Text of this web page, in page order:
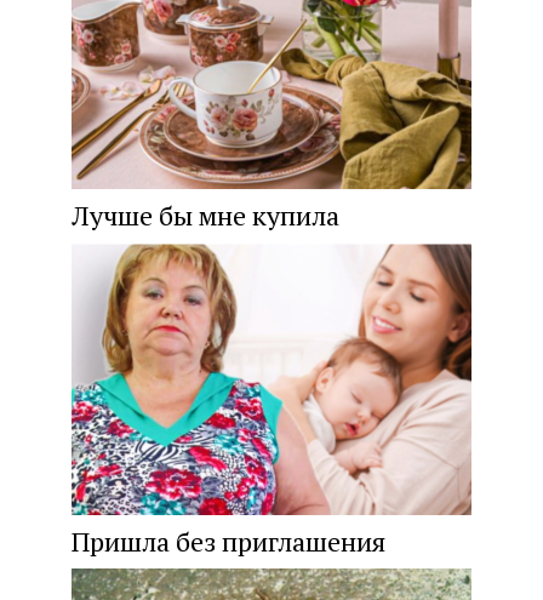
Лучше бы мне купила
Пришла без приглашения